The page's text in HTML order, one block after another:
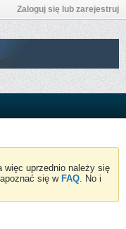
Zaloguj się lub zarejestruj
uprzednio należy się
się w FAQ. No i